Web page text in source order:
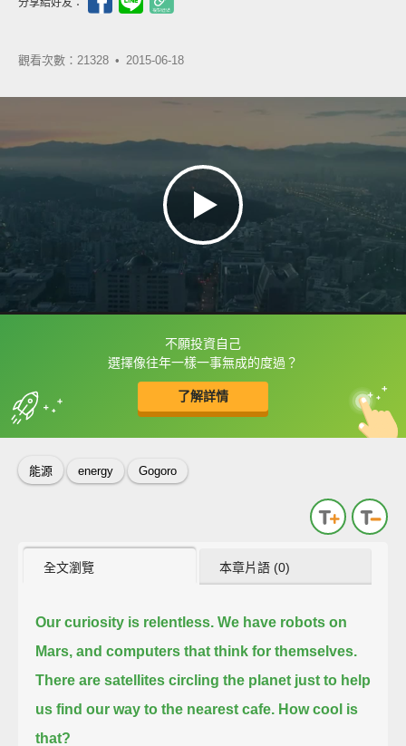
觀看次數：21328 • 2015-06-18
不願投資自己
選擇像往年一樣一事無成的度過？
了解詳情
框選或點兩下字幕可以直接查字典喔！
收錄佳句 中
英
能源 energy Gogoro
全文瀏覽 本章片語 (0)
Our curiosity is relentless. We have robots on
Mars, and computers that think for themselves.
There are satellites circling the planet just to help
us find our way to the nearest cafe. How cool is
that?